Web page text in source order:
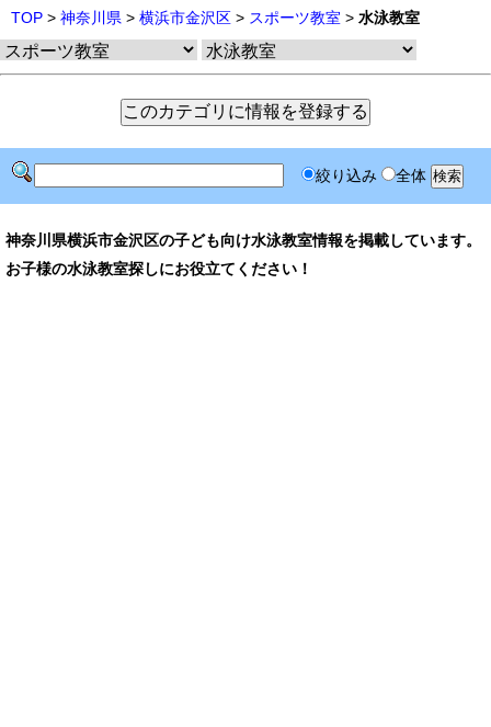
TOP > 神奈川県 > 横浜市金沢区 > スポーツ教室 > 水泳教室
絞り込み 全体
神奈川県横浜市金沢区の子ども向け水泳教室情報を掲載しています。
お子様の水泳教室探しにお役立てください！